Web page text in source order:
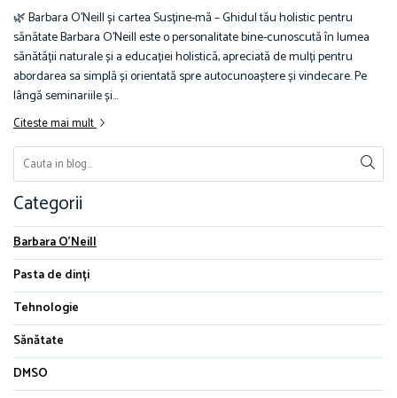
🌿 Barbara O’Neill și cartea Susține-mă – Ghidul tău holistic pentru
sănătate Barbara O’Neill este o personalitate bine-cunoscută în lumea
sănătății naturale și a educației holistică, apreciată de mulți pentru
abordarea sa simplă și orientată spre autocunoaștere și vindecare. Pe
lângă seminariile și...
Citeste mai mult
Categorii
Barbara O'Neill
Pasta de dinți
Tehnologie
Sănătate
DMSO